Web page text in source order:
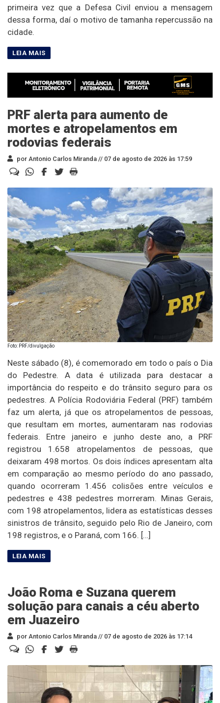
primeira vez que a Defesa Civil enviou a mensagem
dessa forma, daí o motivo de tamanha repercussão na
cidade.
PRF alerta para aumento de
mortes e atropelamentos em
rodovias federais
por Antonio Carlos Miranda // 07 de agosto de 2026 às 17:59
Foto: PRF/divulgação
Neste sábado (8), é comemorado em todo o país o Dia
do Pedestre. A data é utilizada para destacar a
importância do respeito e do trânsito seguro para os
pedestres. A Polícia Rodoviária Federal (PRF) também
faz um alerta, já que os atropelamentos de pessoas,
que resultam em mortes, aumentaram nas rodovias
federais. Entre janeiro e junho deste ano, a PRF
registrou 1.658 atropelamentos de pessoas, que
deixaram 498 mortos. Os dois índices apresentam alta
em comparação ao mesmo período do ano passado,
quando ocorreram 1.456 colisões entre veículos e
pedestres e 438 pedestres morreram. Minas Gerais,
com 198 atropelamentos, lidera as estatísticas desses
sinistros de trânsito, seguido pelo Rio de Janeiro, com
198 registros, e o Paraná, com 166. […]
João Roma e Suzana querem
solução para canais a céu aberto
em Juazeiro
por Antonio Carlos Miranda // 07 de agosto de 2026 às 17:14